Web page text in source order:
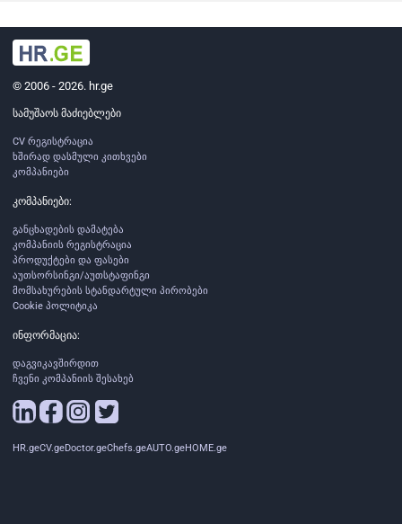
© 2006 - 2026. hr.ge
სამუშაოს მაძიებლები
CV რეგისტრაცია
ხშირად დასმული კითხვები
კომპანიები
კომპანიები:
განცხადების დამატება
კომპანიის რეგისტრაცია
პროდუქტები და ფასები
აუთსორსინგი/აუთსტაფინგი
მომსახურების სტანდარტული პირობები
Cookie პოლიტიკა
ინფორმაცია:
დაგვიკავშირდით
ჩვენი კომპანიის შესახებ
HR.geCV.geDoctor.geChefs.geAUTO.geHOME.ge